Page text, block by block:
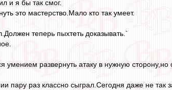
и я бы так смог.
это мастерство.Мало кто так умеет.
теперь пыхтеть доказывать.`
развернуть атаку в нужную сторону,но
пару раз классно сыграл.Сегодня даже не